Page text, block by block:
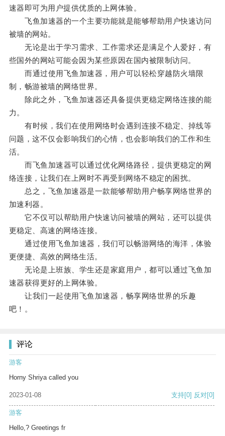
速器即可为用户提供优质的上网体验。
飞鱼加速器的一个主要功能就是能够帮助用户快速访问
被墙的网站。
无论是出于学习需求、工作需求还是满足个人爱好，有
些国外的网站可能会因为某些原因在国内被限制访问。
而通过使用飞鱼加速器，用户可以轻松穿越防火墙限
制，畅游被墙的网络世界。
除此之外，飞鱼加速器还具备提供更稳定网络连接的能
力。
有时候，我们在使用网络时会遇到连接不稳定、掉线等
问题，这不仅会影响我们的心情，也会影响我们的工作和生
活。
而飞鱼加速器可以通过优化网络路径，提供更稳定的网
络连接，让我们在上网时不再受到网络不稳定的困扰。
总之，飞鱼加速器是一款能够帮助用户畅享网络世界的
加速利器。
它不仅可以帮助用户快速访问被墙的网站，还可以提供
更稳定、高速的网络连接。
通过使用飞鱼加速器，我们可以畅游网络的海洋，体验
更便捷、高效的网络生活。
无论是上班族、学生还是家庭用户，都可以通过飞鱼加
速器获得更好的上网体验。
让我们一起使用飞鱼加速器，畅享网络世界的乐趣
吧！。
评论
游客
Horny Shriya called you
2023-01-08 支持[0] 反对[0]
游客
Hello,? Greetings fr